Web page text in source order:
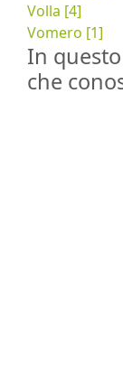
Volla [4]
Vomero [1]
In
che